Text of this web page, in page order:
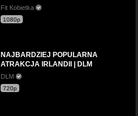
Fit Kobietka
1080p
NAJBARDZIEJ POPULARNA
ATRAKCJA IRLANDII | DLM
DLM
720p